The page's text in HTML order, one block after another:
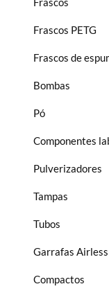
Frascos PETG
Frascos de
Bombas
Pó
Componentes
Pulverizadores
Tampas
Tubos
Garrafas Airless
Compactos